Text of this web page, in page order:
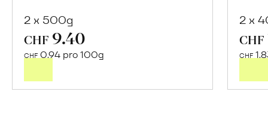
2 x 500g
CHF 9.40
CHF0.94 pro 100gden
2 x
CHF
CHF